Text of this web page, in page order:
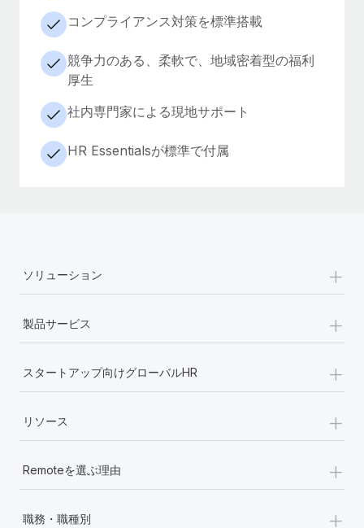
コンプライアンス対策を標準搭載
競争力のある、柔軟で、地域密着型の福利
厚生
社内専門家による現地サポート
HR Essentialsが標準で付属
ソリューション +
製品サービス +
スタートアップ向けグローバルHR +
リソース +
Remoteを選ぶ理由 +
職務・職種別 +